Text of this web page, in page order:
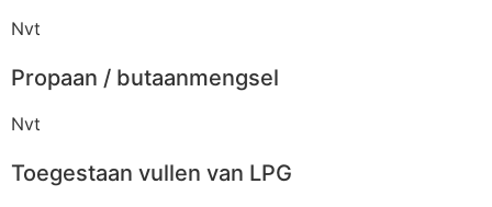
Nvt
Propaan / butaanmengsel
Nvt
Toegestaan vullen van LPG